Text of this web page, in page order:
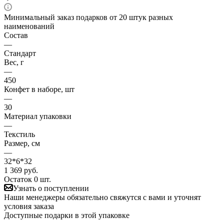
Минимальный заказ подарков от 20 штук разных
наименований
Состав
—
Стандарт
Вес, г
—
450
Конфет в наборе, шт
—
30
Материал упаковки
—
Текстиль
Размер, см
—
32*6*32
1 369 руб.
Остаток 0 шт.
Узнать о поступлении
Наши менеджеры обязательно свяжутся с вами и уточнят
условия заказа
Доступные подарки в этой упаковке